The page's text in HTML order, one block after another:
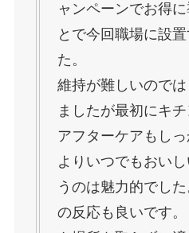
ャンペーンでお得
とで今回職場に設
た。
維持が難しいので
ましたが最初にキ
アフターケアもし
よりいつでもおい
うのは魅力的でし
の反応も良いです